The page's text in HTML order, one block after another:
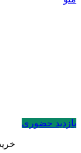
بازدید حضوری